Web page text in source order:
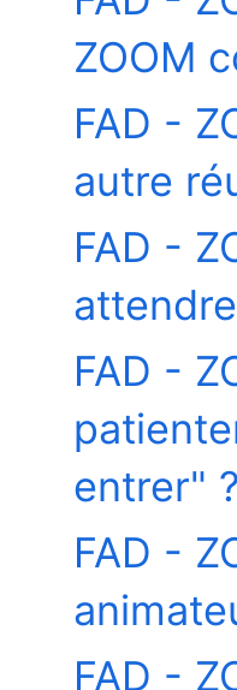
ZOOM
FAD -
autre
FAD -
FAD -
entrer" ?
FAD -
FAD -